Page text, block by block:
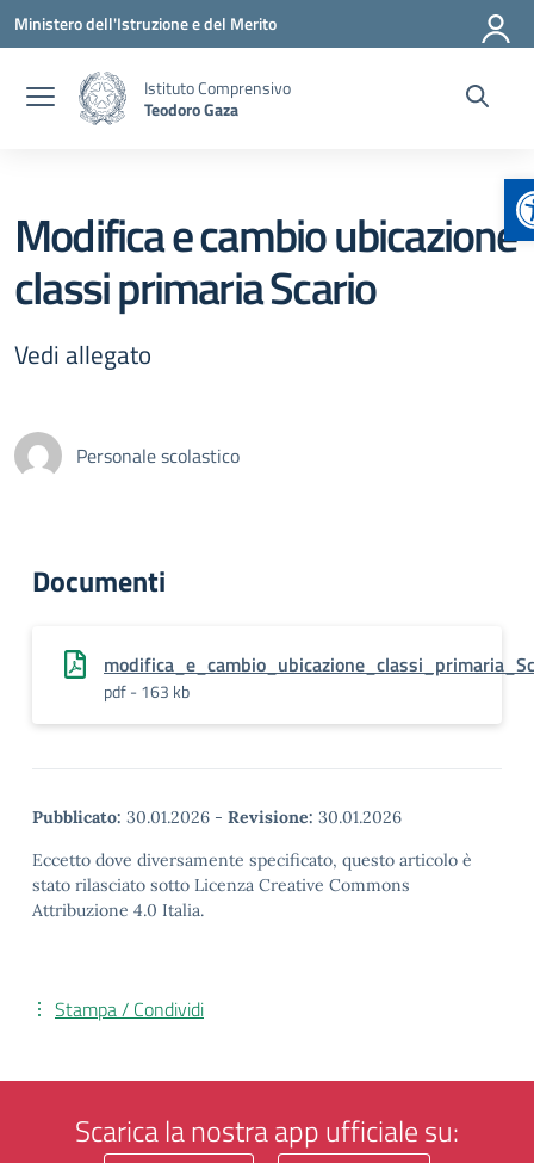
Vai ai contenuti
Vai al menu di navigazione
Vai al footer
Ministero dell'Istruzione e del Merito
Istituto Comprensivo
Teodoro Gaza
Modifica e cambio ubicazione
classi primaria Scario
Vedi allegato
Personale scolastico
Documenti
pdf - 163 kb
Pubblicato: 30.01.2026 - Revisione: 30.01.2026
Eccetto dove diversamente specificato, questo articolo è
stato rilasciato sotto Licenza Creative Commons
Attribuzione 4.0 Italia.
Stampa / Condividi
Scarica la nostra app ufficiale su: